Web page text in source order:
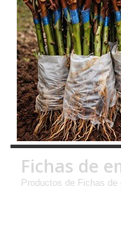
Fichas de
Productos de Fichas de